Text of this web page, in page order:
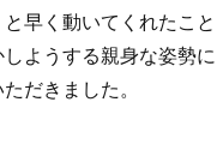
早く動いてくれたこと
ようする親身な姿勢に
だきました。